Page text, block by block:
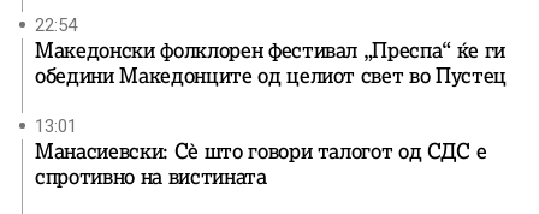
22:54
Македонски фолклорен фестивал „Преспа“ ќе ги
обедини Македонците од целиот свет во Пустец
13:01
Манасиевски: Сè што говори талогот од СДС е
спротивно на вистината